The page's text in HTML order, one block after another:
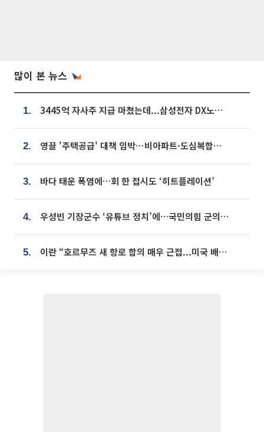
많이 본 뉴스
1. 3445억 자사주 지급 마쳤는데...삼성전자 DX노조, 뒤늦은 '떼쓰기 집회'
2. 영끌 '주택공급' 대책 임박⋯비아파트·도심복합까지 총동원
3. 바다 태운 폭염에…회 한 접시도 ‘히트플레이션’
4. 우성빈 기장군수 ‘유튜브 정치’에…국민의힘 군의원들 집단 반발
5. 이란 “호르무즈 새 항로 합의 매우 근접...미국 배상 먼저”